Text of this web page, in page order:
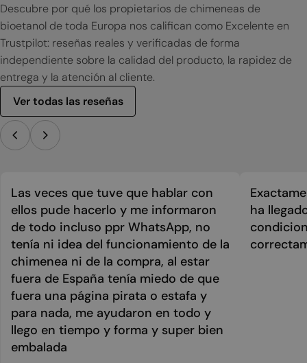
Descubre por qué los propietarios de chimeneas de
bioetanol de toda Europa nos califican como Excelente en
Trustpilot: reseñas reales y verificadas de forma
independiente sobre la calidad del producto, la rapidez de
entrega y la atención al cliente.
Ver todas las reseñas
Las veces que tuve que hablar con
ellos pude hacerlo y me informaron
de todo incluso ppr WhatsApp, no
tenía ni idea del funcionamiento de la
chimenea ni de la compra, al estar
fuera de España tenía miedo de que
fuera una página pirata o estafa y
para nada, me ayudaron en todo y
llego en tiempo y forma y super bien
embalada
ha